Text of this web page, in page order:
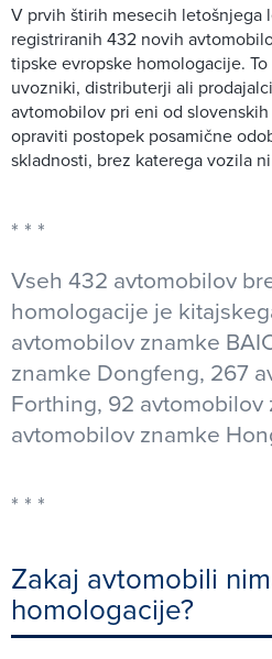
V prvih štirih mesecih letošnjega
registriranih 432 novih
tipske evropske homologacije.
uvozniki, distributerji ali
avtomobilov pri eni od
opraviti postopek posamične
skladnosti, brez katerega vozila
Vseh 432 avtomobilov
homologacije je
avtomobilov znamke
znamke Dongfeng, 267
Forthing, 92 avtomobilov
avtomobilov znamke
Zakaj avtomobili
homologacije?